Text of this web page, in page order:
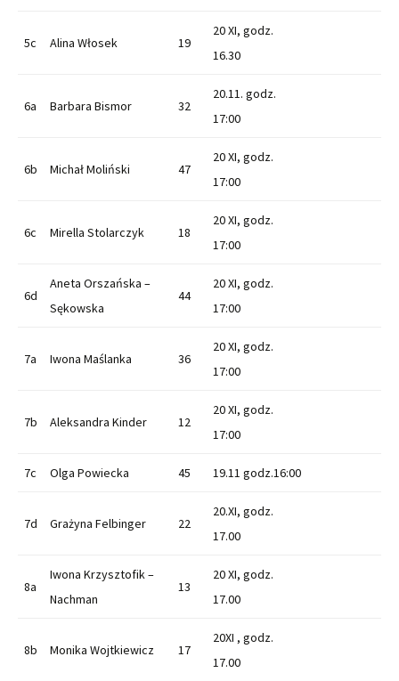
5c Alina Włosek 19
20 XI, godz.
16.30
6a Barbara Bismor 32
20.11. godz.
17:00
6b Michał Moliński 47
20 XI, godz.
17:00
6c Mirella Stolarczyk 18
20 XI, godz.
17:00
6d
Aneta Orszańska –
Sękowska
44
20 XI, godz.
17:00
7a Iwona Maślanka 36
20 XI, godz.
17:00
7b Aleksandra Kinder 12
20 XI, godz.
17:00
7c Olga Powiecka 45 19.11 godz.16:00
7d Grażyna Felbinger 22
20.XI, godz.
17.00
8a
Iwona Krzysztofik –
Nachman
13
20 XI, godz.
17.00
8b Monika Wojtkiewicz 17
20XI , godz.
17.00